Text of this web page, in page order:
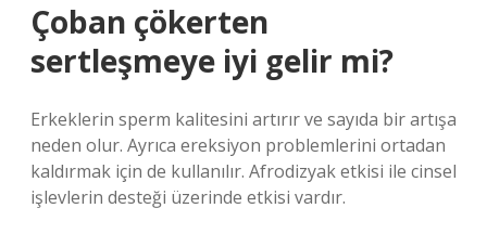
Çoban çökerten
sertleşmeye iyi gelir mi?
Erkeklerin sperm kalitesini artırır ve sayıda bir artışa
neden olur. Ayrıca ereksiyon problemlerini ortadan
kaldırmak için de kullanılır. Afrodizyak etkisi ile cinsel
işlevlerin desteği üzerinde etkisi vardır.